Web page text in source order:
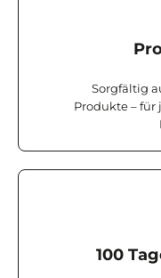
Sorgfältig
Produkte –
100